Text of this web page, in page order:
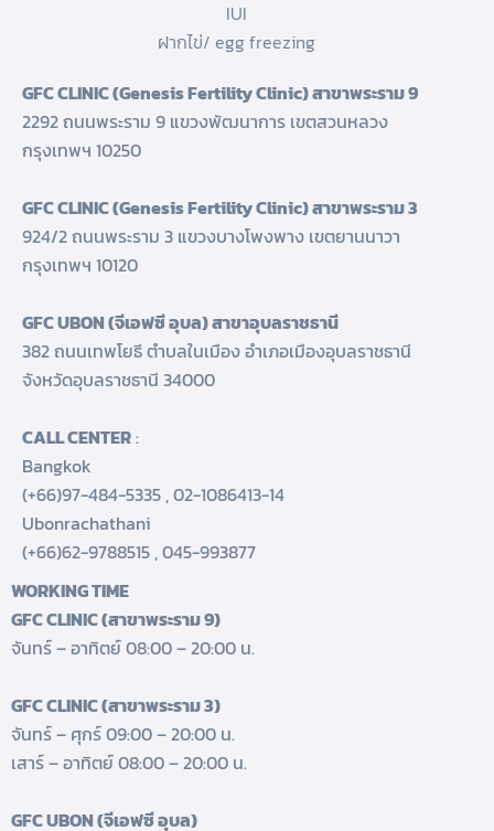
IUI
ฝากไข่/ egg freezing
GFC CLINIC (Genesis Fertility Clinic) สาขาพระราม 9
2292 ถนนพระราม 9 แขวงพัฒนาการ เขตสวนหลวง
กรุงเทพฯ 10250
GFC CLINIC (Genesis Fertility Clinic) สาขาพระราม 3
924/2 ถนนพระราม 3 แขวงบางโพงพาง เขตยานนาวา
กรุงเทพฯ 10120
GFC UBON (จีเอฟซี อุบล) สาขาอุบลราชธานี
382 ถนนเทพโยธี ตำบลในเมือง อำเภอเมืองอุบลราชธานี
จังหวัดอุบลราชธานี 34000
CALL CENTER:
Bangkok
(+66)97-484-5335,02-1086413-14
Ubonrachathani
(+66)62-9788515,045-993877
WORKING TIME
GFC CLINIC (สาขาพระราม 9)
จันทร์ – อาทิตย์ 08:00 – 20:00 น.
GFC CLINIC (สาขาพระราม 3)
จันทร์ – ศุกร์ 09:00 – 20:00 น.
เสาร์ – อาทิตย์ 08:00 – 20:00 น.
GFC UBON (จีเอฟซี อุบล)